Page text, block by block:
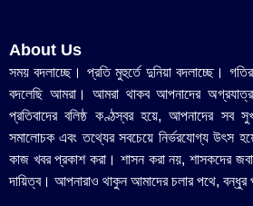
About Us
সময় বদলাচ্ছে। প্রতি মুহুর্তে দুনিয়া বদলাচ্ছে। গতির
বদলেছি আমরা। আমরা থাকব আপনাদের
প্রতিবাদের বলিষ্ঠ কণ্ঠস্বর হয়ে, আপনাদের সব
সমালোচক এবং তথ্যের সবচেয়ে নির্ভরযোগ্য উ‍ৎস
কাজ খবর প্রকাশ করা। শাসন করা নয়, শাসকদের
দায়িত্ব। আপনারাও থাকুন আমাদের চলার পথে, বন্ধুর